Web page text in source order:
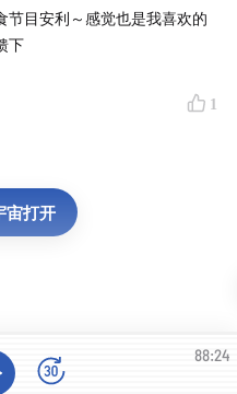
怎么做
」
节目安利～感觉也是我喜欢的
下
1
宙打开
88:24